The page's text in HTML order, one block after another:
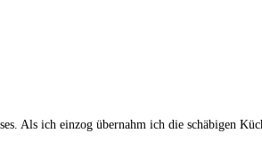
Als ich einzog übernahm ich die schäbigen